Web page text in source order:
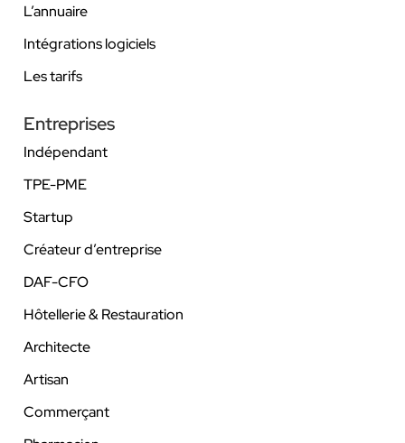
L’annuaire
Intégrations logiciels
Les tarifs
Entreprises
Indépendant
TPE-PME
Startup
Créateur d’entreprise
DAF-CFO
Hôtellerie & Restauration
Architecte
Artisan
Commerçant